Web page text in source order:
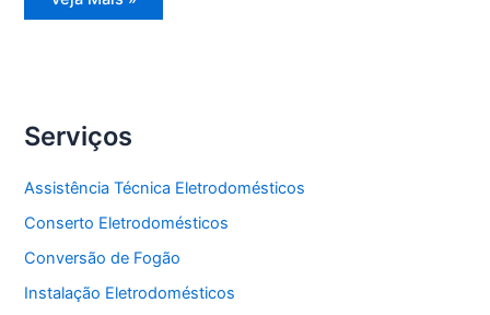
Técnica
Serviços
Assistência Técnica Eletrodomésticos
Conserto Eletrodomésticos
Conversão de Fogão
Instalação Eletrodomésticos